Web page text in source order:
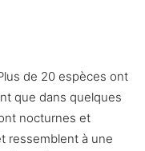
de 20 espèces ont
que dans quelques
nocturnes et
ressemblent à une